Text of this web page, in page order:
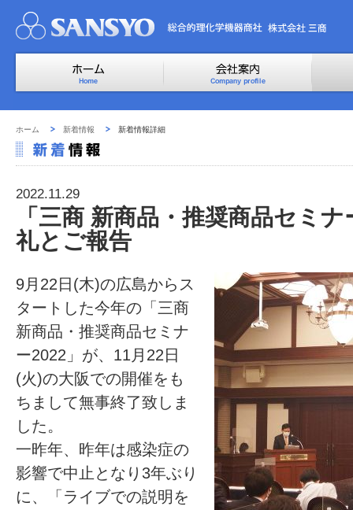
ホーム 新着情報 新着情報詳細
2022.11.29
「三商 新商品・推奨商品セミ
礼とご報告
9月22日(木)の広島からス
タートした今年の「三商
新商品・推奨商品セミナ
ー2022」が、11月22日
(火)の大阪での開催をも
ちまして無事終了致しま
した。
一昨年、昨年は感染症の
影響で中止となり3年ぶり
に、「ライブでの説明を